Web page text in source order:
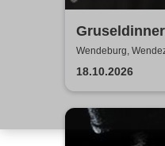
Gruseldinner
Hyde
Wendeburg,
18.10.2026